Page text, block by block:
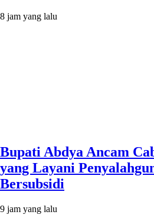
8 jam yang lalu
Bupati Abdya Ancam
yang Layani
Bersubsidi
9 jam yang lalu